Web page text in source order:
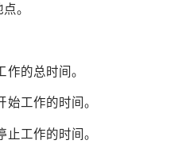
。
作的总时间。
始工作的时间。
止工作的时间。